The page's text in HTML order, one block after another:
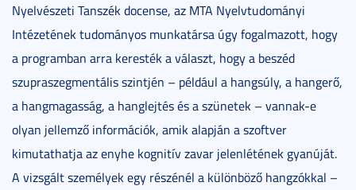
Nyelvészeti Tanszék docense, az MTA Nyelvtudományi
Intézetének tudományos munkatársa úgy fogalmazott, hogy
a programban arra keresték a választ, hogy a beszéd
szupraszegmentális szintjén – például a hangsúly, a hangerő,
a hangmagasság, a hanglejtés és a szünetek – vannak-e
olyan jellemző információk, amik alapján a szoftver
kimutathatja az enyhe kognitív zavar jelenlétének gyanúját.
A vizsgált személyek egy részénél a különböző hangzókkal –